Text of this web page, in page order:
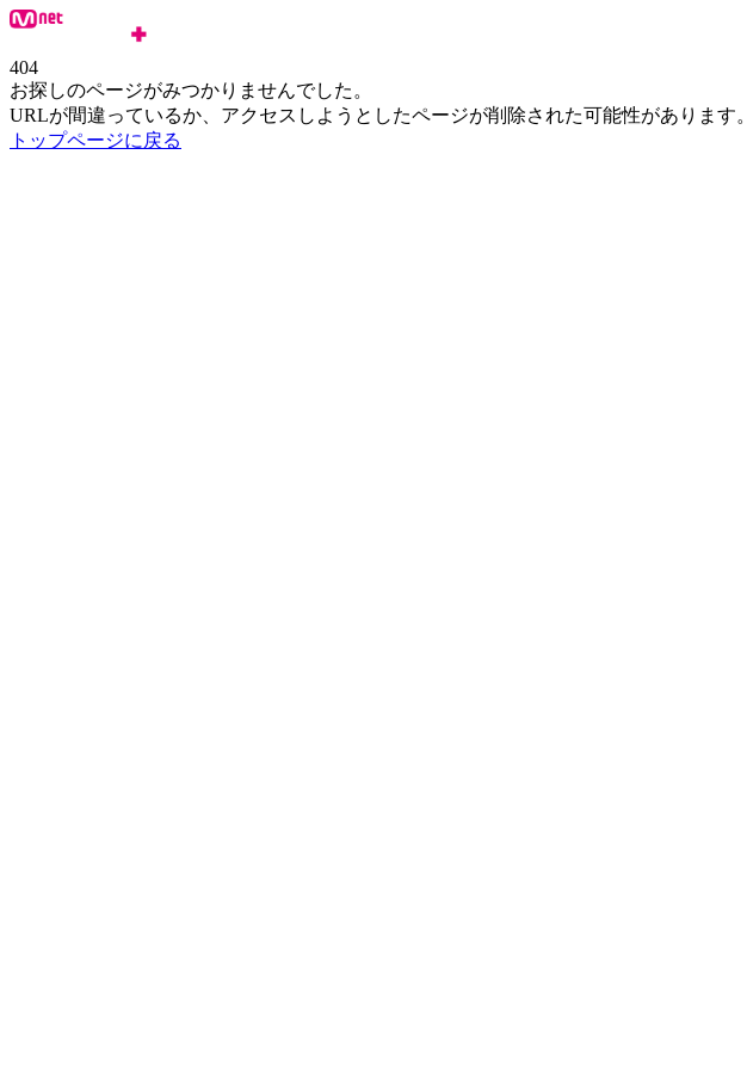
404
お探しのページがみつかりませんでした。
URLが間違っているか、アクセスしようとしたページが削除された可能性があります。
トップページに戻る